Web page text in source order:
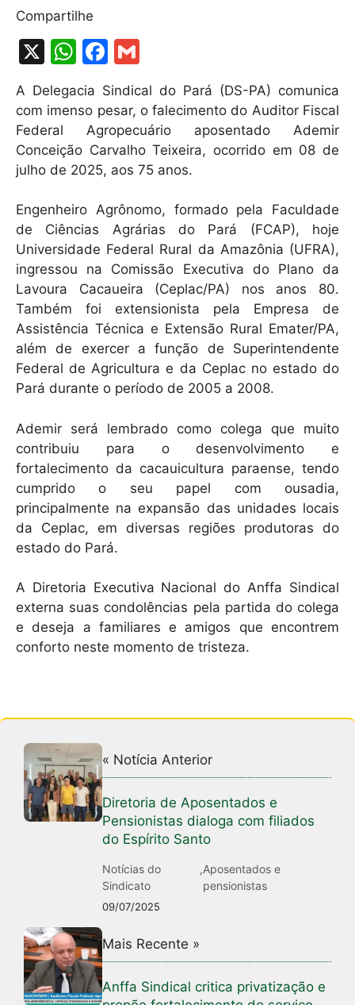
Compartilhe
X
W
h
at
s
A
p
p
F
a
c
e
b
o
o
k
m
ai
l
A Delegacia Sindical do Pará (DS-PA) comunica
com imenso pesar, o falecimento do Auditor Fiscal
Federal Agropecuário aposentado Ademir
Conceição Carvalho Teixeira, ocorrido em 08 de
julho de 2025, aos 75 anos.
Engenheiro Agrônomo, formado pela Faculdade
de Ciências Agrárias do Pará (FCAP), hoje
Universidade Federal Rural da Amazônia (UFRA),
ingressou na Comissão Executiva do Plano da
Lavoura Cacaueira (Ceplac/PA) nos anos 80.
Também foi extensionista pela Empresa de
Assistência Técnica e Extensão Rural Emater/PA,
além de exercer a função de Superintendente
Federal de Agricultura e da Ceplac no estado do
Pará durante o período de 2005 a 2008.
Ademir será lembrado como colega que muito
contribuiu para o desenvolvimento e
fortalecimento da cacauicultura paraense, tendo
cumprido o seu papel com ousadia,
principalmente na expansão das unidades locais
da Ceplac, em diversas regiões produtoras do
estado do Pará.
A Diretoria Executiva Nacional do Anffa Sindical
externa suas condolências pela partida do colega
e deseja a familiares e amigos que encontrem
conforto neste momento de tristeza.
« Notícia Anterior
Diretoria de Aposentados e
Pensionistas dialoga com filiados
do Espírito Santo
Notícias do
Sindicato
,Aposentados e
pensionistas
09/07/2025
Mais Recente »
Anffa Sindical critica privatização e